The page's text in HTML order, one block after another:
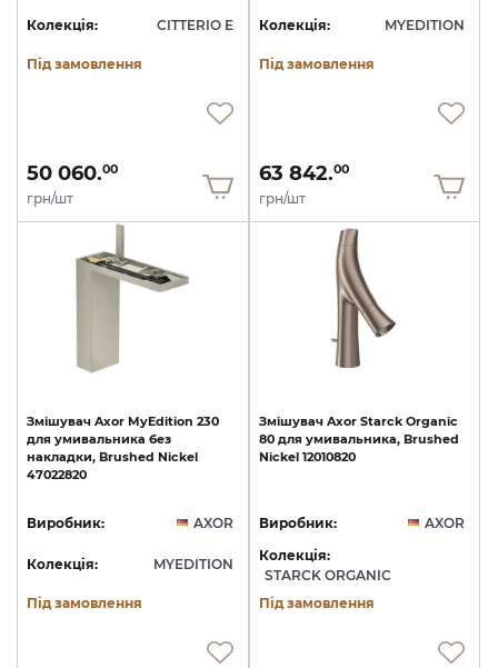
Колекція: CITTERIO E
Під замовлення
50 060.00
грн/шт
Колекція: MYEDITION
Під замовлення
63 842.00
грн/шт
Змішувач Axor MyEdition 230
для умивальника без
накладки, Brushed Nickel
47022820
Виробник: AXOR
Колекція: MYEDITION
Під замовлення
Змішувач Axor Starck Organic
80 для умивальника, Brushed
Nickel 12010820
Виробник:
AXOR
Колекція:
STARCK ORGANIC
Під замовлення